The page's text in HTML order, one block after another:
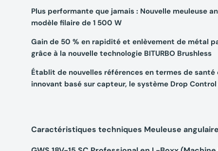
Plus performante que jamais : Nouvelle meuleuse
modèle filaire de 1 500 W
Gain de 50 % en rapidité et enlèvement de métal
grâce à la nouvelle technologie BITURBO Brushless
Établit de nouvelles références en termes de
innovant basé sur capteur, le système Drop
Caractéristiques techniques Meuleuse angulaire